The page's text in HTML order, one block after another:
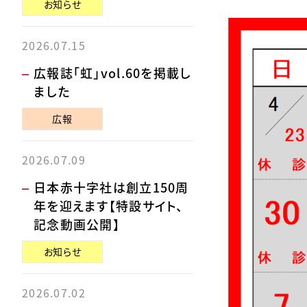
お知らせ
2026.07.15
広報誌「虹」vol.60を掲載し
ました
広報
2026.07.09
日本赤十字社は創立150周
年を迎えます【特設サイト、
記念動画公開】
お知らせ
2026.07.02